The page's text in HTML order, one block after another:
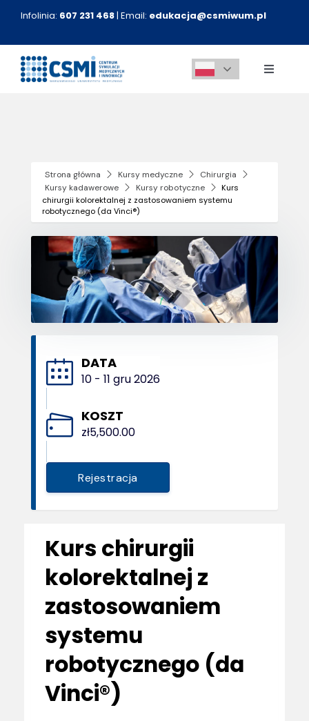
zawartości
Infolinia: 607 231 468| Email: edukacja@csmiwum.pl
Toggle
Kursy medyczne
Innowacje
Strona główna Kursy medyczne
Chirurgia
Kursy kadawerowe
Kursy robotyczne
Kurs
chirurgii kolorektalnej z zastosowaniem systemu
robotycznego (da Vinci®)
DATA
10 - 11 gru 2026
KOSZT
zł5,500.00
Rejestracja
Kurs chirurgii
kolorektalnej z
zastosowaniem
systemu
robotycznego (da
Vinci®)